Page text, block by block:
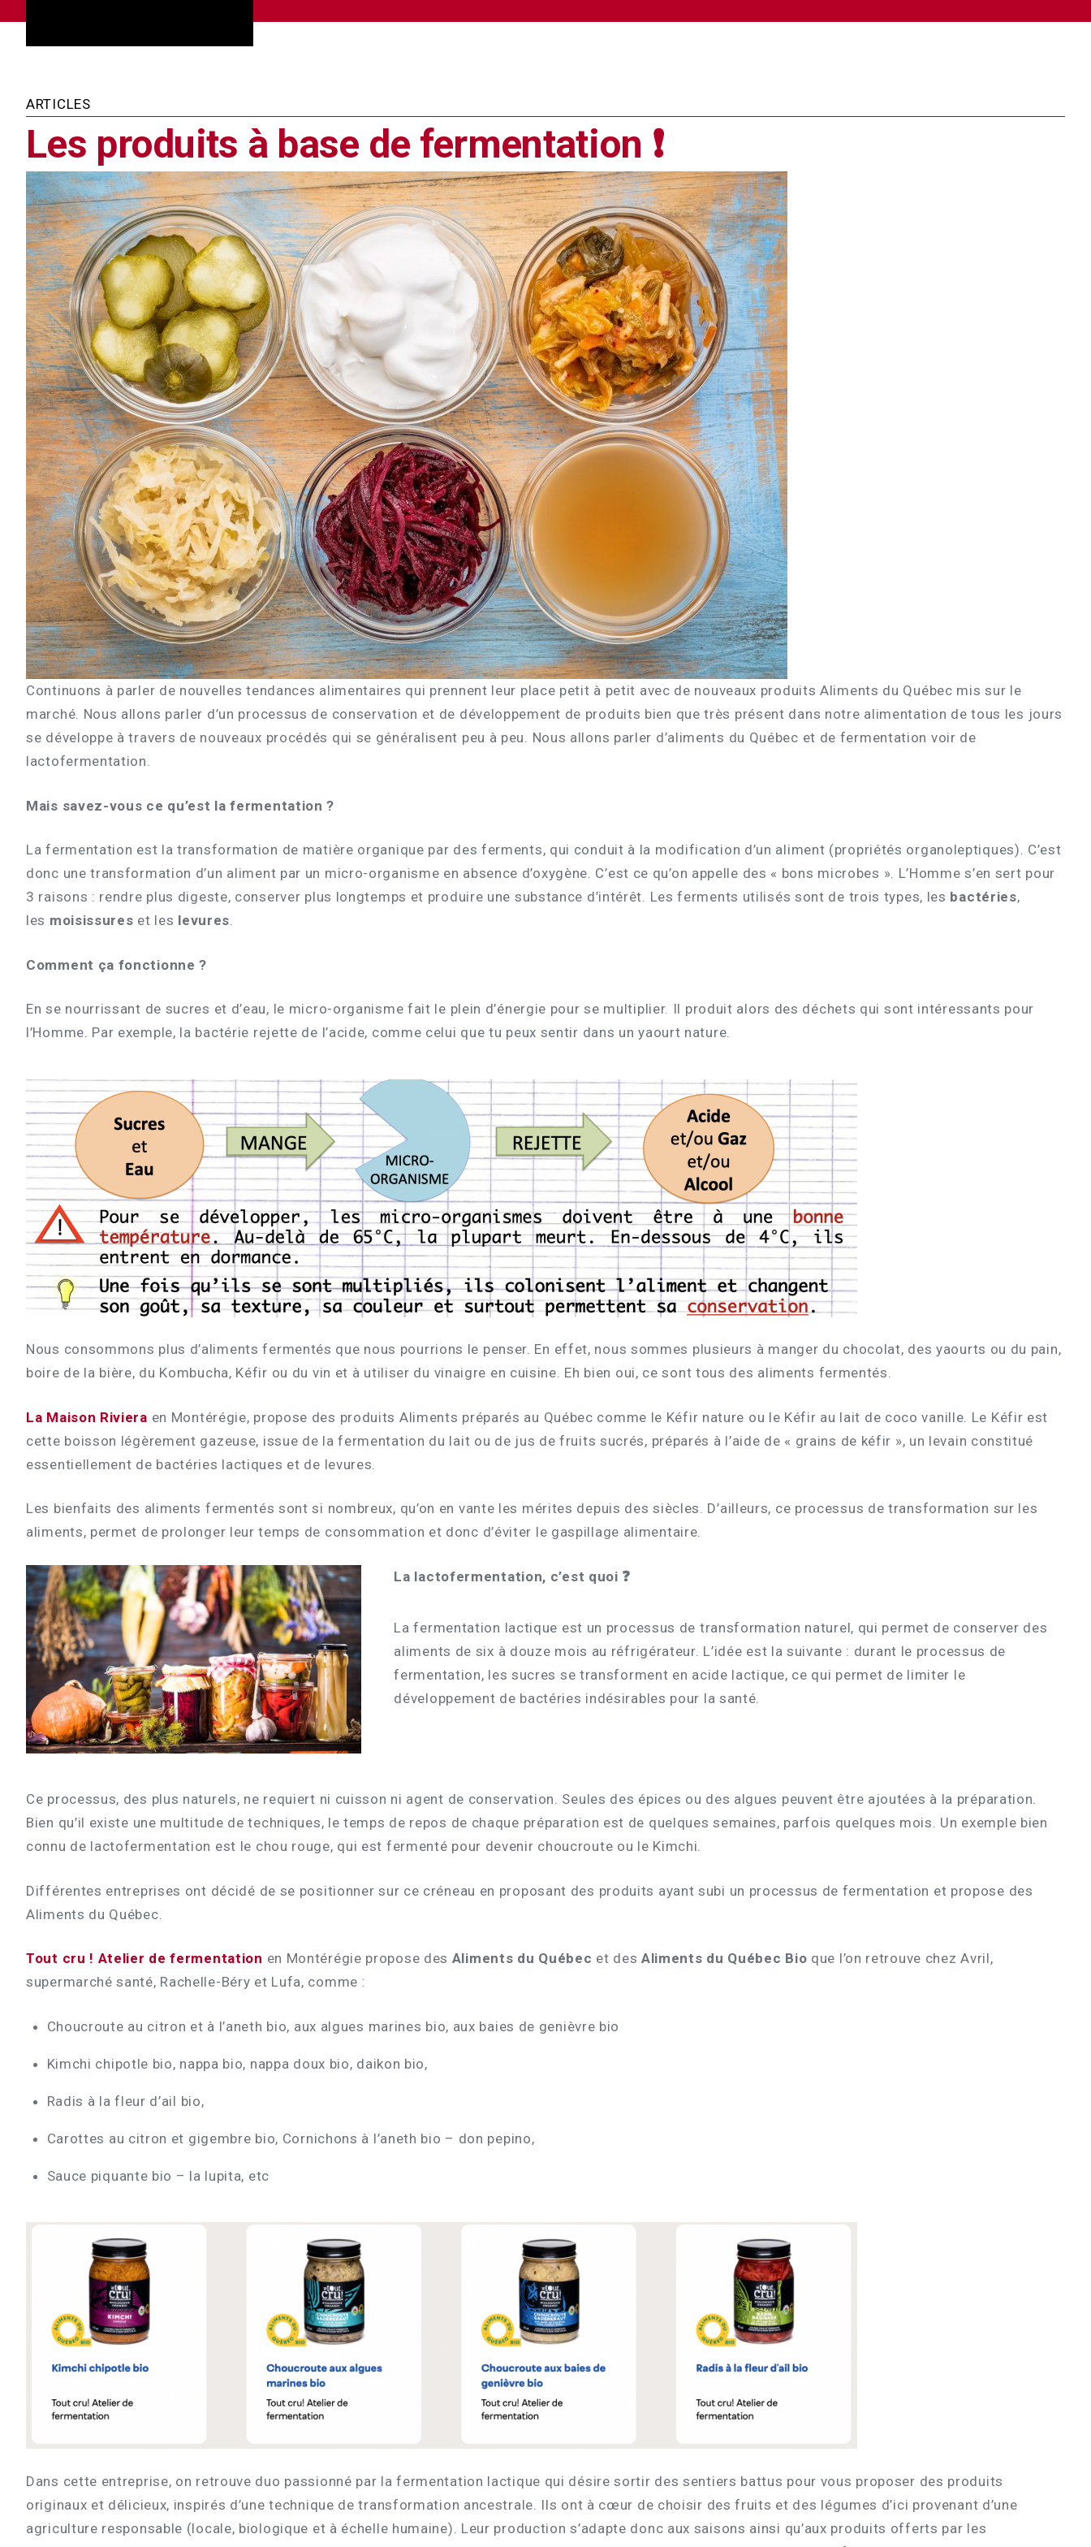
ARTICLES
Les produits à base de fermentation ❗️
Continuons à parler de nouvelles tendances alimentaires qui prennent leur place petit à petit avec de nouveaux produits Aliments du Québec mis sur le
marché. Nous allons parler d’un processus de conservation et de développement de produits bien que très présent dans notre alimentation de tous les jours
se développe à travers de nouveaux procédés qui se généralisent peu à peu. Nous allons parler d’aliments du Québec et de fermentation voir de
lactofermentation.
Mais savez-vous ce qu’est la fermentation ?
La fermentation est la transformation de matière organique par des ferments, qui conduit à la modification d’un aliment (propriétés organoleptiques). C’est
donc une transformation d’un aliment par un micro-organisme en absence d’oxygène. C’est ce qu’on appelle des « bons microbes ». L’Homme s’en sert pour
3 raisons : rendre plus digeste, conserver plus longtemps et produire une substance d’intérêt. Les ferments utilisés sont de trois types, les bactéries,
les moisissures et les levures.
Comment ça fonctionne ?
En se nourrissant de sucres et d’eau, le micro-organisme fait le plein d’énergie pour se multiplier. Il produit alors des déchets qui sont intéressants pour
l’Homme. Par exemple, la bactérie rejette de l’acide, comme celui que tu peux sentir dans un yaourt nature.
Nous consommons plus d’aliments fermentés que nous pourrions le penser. En effet, nous sommes plusieurs à manger du chocolat, des yaourts ou du pain,
boire de la bière, du Kombucha, Kéfir ou du vin et à utiliser du vinaigre en cuisine. Eh bien oui, ce sont tous des aliments fermentés.
La Maison Riviera en Montérégie, propose des produits Aliments préparés au Québec comme le Kéfir nature ou le Kéfir au lait de coco vanille. Le Kéfir est
cette boisson légèrement gazeuse, issue de la fermentation du lait ou de jus de fruits sucrés, préparés à l’aide de « grains de kéfir », un levain constitué
essentiellement de bactéries lactiques et de levures.
Les bienfaits des aliments fermentés sont si nombreux, qu’on en vante les mérites depuis des siècles. D’ailleurs, ce processus de transformation sur les
aliments, permet de prolonger leur temps de consommation et donc d’éviter le gaspillage alimentaire.
La lactofermentation, c’est quoi ❓
La fermentation lactique est un processus de transformation naturel, qui permet de conserver des
aliments de six à douze mois au réfrigérateur. L’idée est la suivante : durant le processus de
fermentation, les sucres se transforment en acide lactique, ce qui permet de limiter le
développement de bactéries indésirables pour la santé.
Ce processus, des plus naturels, ne requiert ni cuisson ni agent de conservation. Seules des épices ou des algues peuvent être ajoutées à la préparation.
Bien qu’il existe une multitude de techniques, le temps de repos de chaque préparation est de quelques semaines, parfois quelques mois. Un exemple bien
connu de lactofermentation est le chou rouge, qui est fermenté pour devenir choucroute ou le Kimchi.
Différentes entreprises ont décidé de se positionner sur ce créneau en proposant des produits ayant subi un processus de fermentation et propose des
Aliments du Québec.
Tout cru ! Atelier de fermentation en Montérégie propose des Aliments du Québec et des Aliments du Québec Bio que l’on retrouve chez Avril,
supermarché santé, Rachelle-Béry et Lufa, comme :
Choucroute au citron et à l’aneth bio, aux algues marines bio, aux baies de genièvre bio
Kimchi chipotle bio, nappa bio, nappa doux bio, daikon bio,
Radis à la fleur d’ail bio,
Carottes au citron et gigembre bio, Cornichons à l’aneth bio – don pepino,
Sauce piquante bio – la lupita, etc
Dans cette entreprise, on retrouve duo passionné par la fermentation lactique qui désire sortir des sentiers battus pour vous proposer des produits
originaux et délicieux, inspirés d’une technique de transformation ancestrale. Ils ont à cœur de choisir des fruits et des légumes d’ici provenant d’une
agriculture responsable (locale, biologique et à échelle humaine). Leur production s’adapte donc aux saisons ainsi qu’aux produits offerts par les